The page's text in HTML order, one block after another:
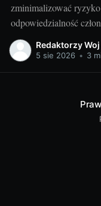
zminimalizować
odpowiedzialność
przesłanki i granice
odpowiedzialności
Redaktorzy Woj
5 sie 2026 • 3